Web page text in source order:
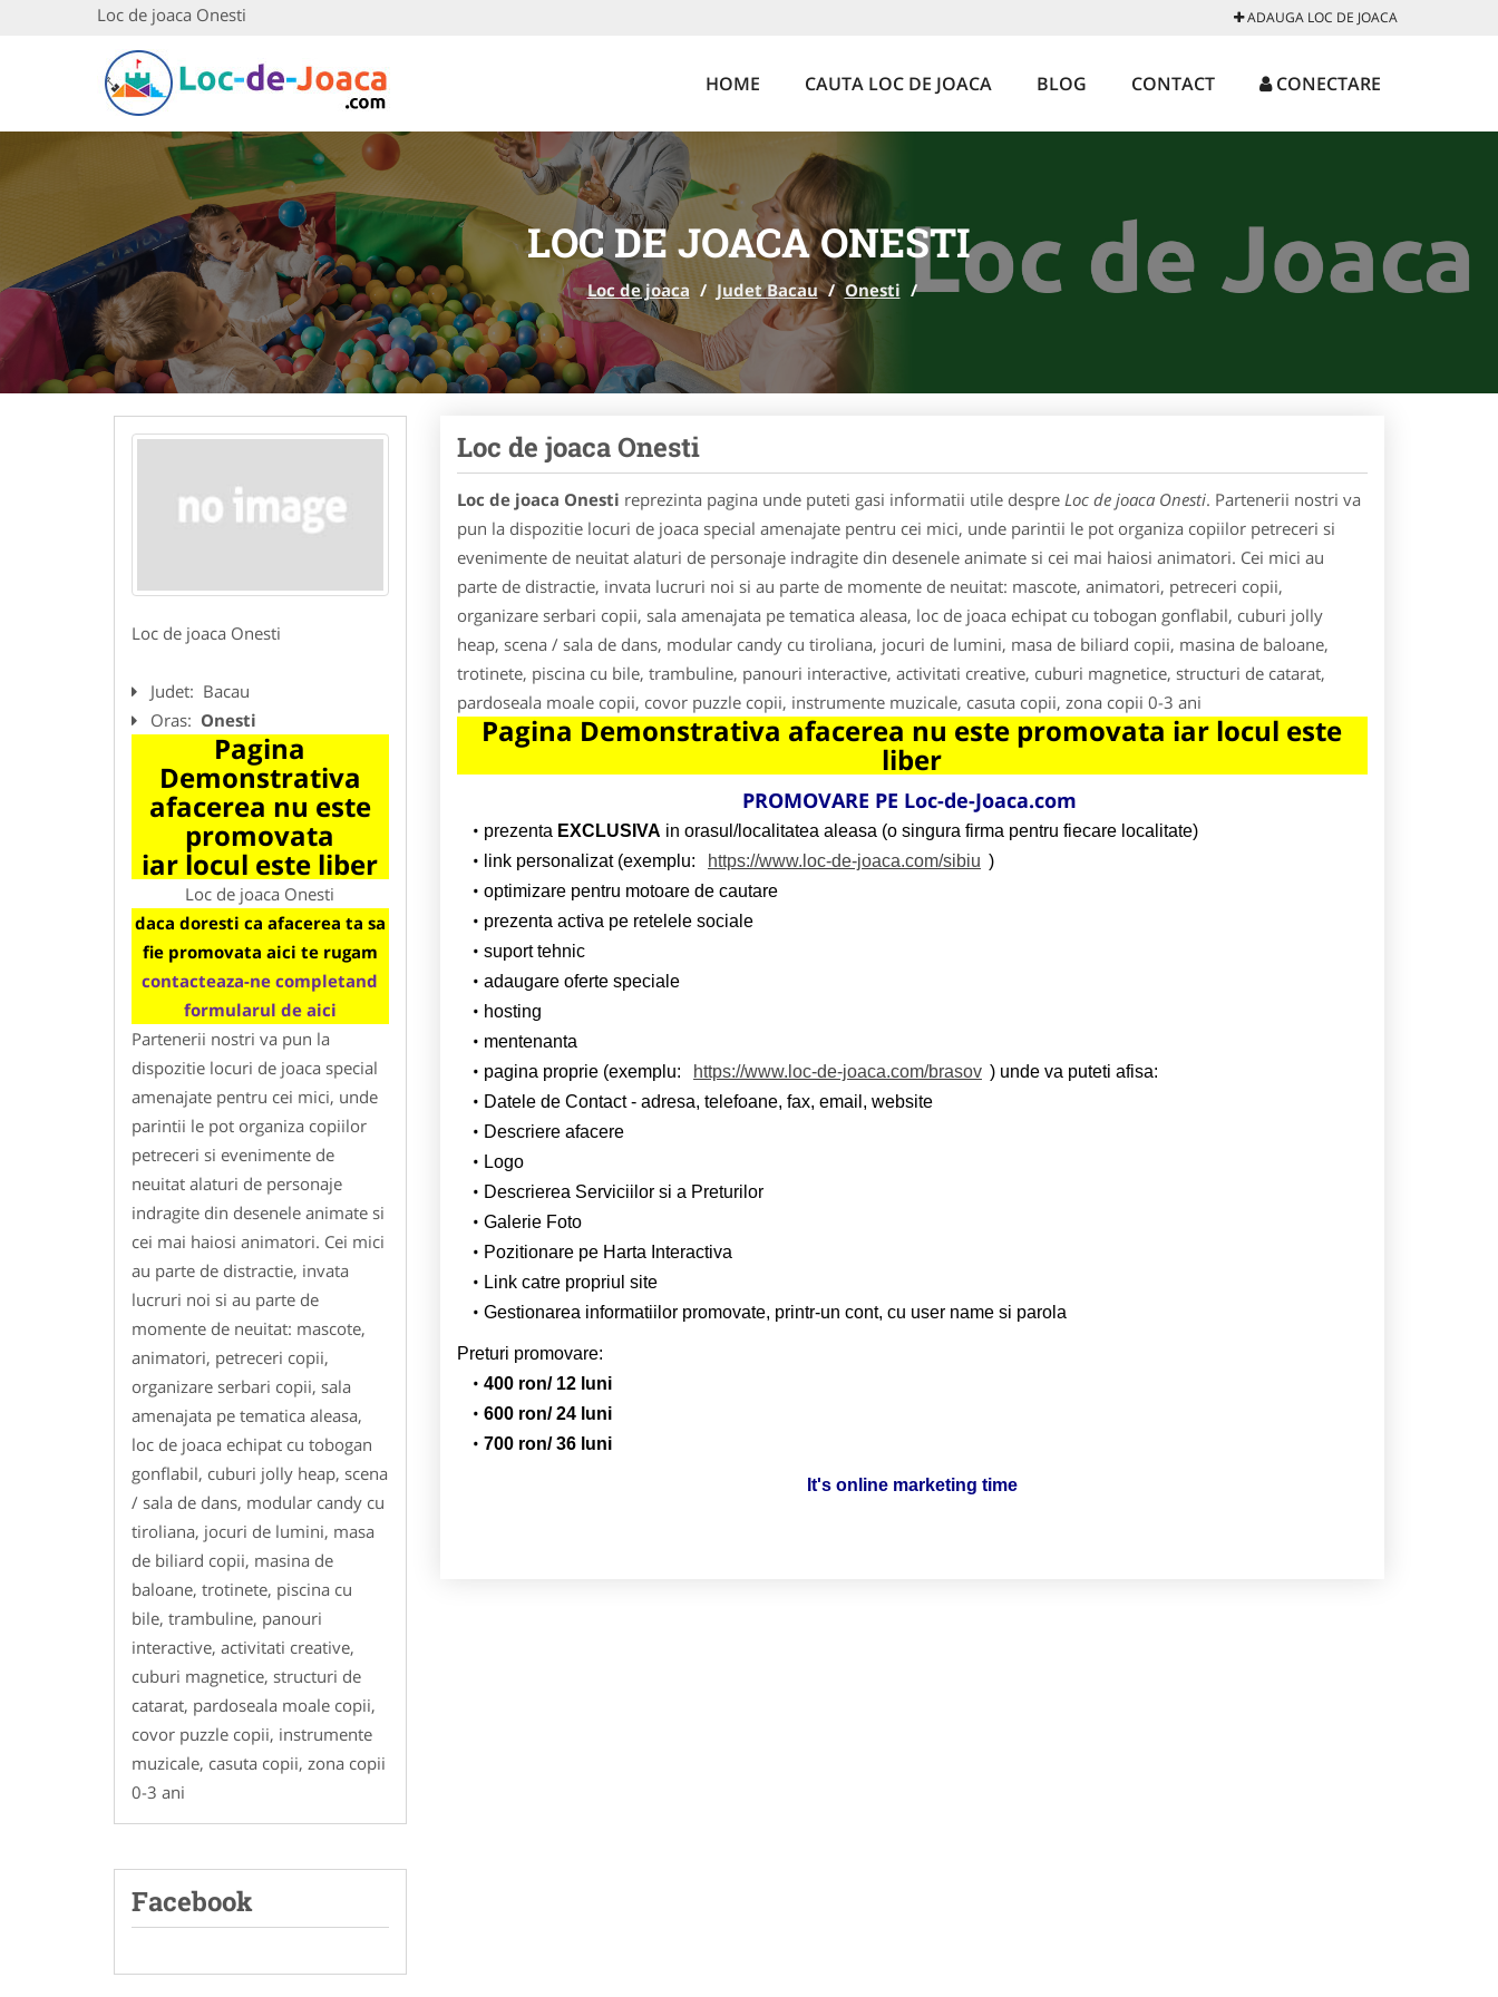
Loc de joaca Onesti ADAUGA LOC DE JOACA
HOME CAUTA LOC DE JOACA BLOG CONTACT CONECTARE
LOC DE JOACA ONESTI
Loc de joaca / Judet Bacau / Onesti /
Loc de joaca Onesti
Judet: Bacau
Oras: Onesti
Pagina
Demonstrativa
afacerea nu este
promovata
iar locul este liber
Loc de joaca Onesti
daca doresti ca afacerea ta sa
fie promovata aici te rugam
contacteaza-ne completand
formularul de aici
Partenerii nostri va pun la
dispozitie locuri de joaca special
amenajate pentru cei mici, unde
parintii le pot organiza copiilor
petreceri si evenimente de
neuitat alaturi de personaje
indragite din desenele animate si
cei mai haiosi animatori. Cei mici
au parte de distractie, invata
lucruri noi si au parte de
momente de neuitat: mascote,
animatori, petreceri copii,
organizare serbari copii, sala
amenajata pe tematica aleasa,
loc de joaca echipat cu tobogan
gonflabil, cuburi jolly heap, scena
/ sala de dans, modular candy cu
tiroliana, jocuri de lumini, masa
de biliard copii, masina de
baloane, trotinete, piscina cu
bile, trambuline, panouri
interactive, activitati creative,
cuburi magnetice, structuri de
catarat, pardoseala moale copii,
covor puzzle copii, instrumente
muzicale, casuta copii, zona copii
0-3 ani
Facebook
Loc de joaca Onesti
Loc de joaca Onesti reprezinta pagina unde puteti gasi informatii utile despre Loc de joaca Onesti. Partenerii nostri va
pun la dispozitie locuri de joaca special amenajate pentru cei mici, unde parintii le pot organiza copiilor petreceri si
evenimente de neuitat alaturi de personaje indragite din desenele animate si cei mai haiosi animatori. Cei mici au
parte de distractie, invata lucruri noi si au parte de momente de neuitat: mascote, animatori, petreceri copii,
organizare serbari copii, sala amenajata pe tematica aleasa, loc de joaca echipat cu tobogan gonflabil, cuburi jolly
heap, scena / sala de dans, modular candy cu tiroliana, jocuri de lumini, masa de biliard copii, masina de baloane,
trotinete, piscina cu bile, trambuline, panouri interactive, activitati creative, cuburi magnetice, structuri de catarat,
pardoseala moale copii, covor puzzle copii, instrumente muzicale, casuta copii, zona copii 0-3 ani
Pagina Demonstrativa afacerea nu este promovata iar locul este
liber
PROMOVARE PE Loc-de-Joaca.com
prezenta EXCLUSIVA in orasul/localitatea aleasa (o singura firma pentru fiecare localitate)
link personalizat (exemplu:
https://www.loc-de-joaca.com/sibiu )
optimizare pentru motoare de cautare
prezenta activa pe retelele sociale
suport tehnic
adaugare oferte speciale
hosting
mentenanta
pagina proprie (exemplu:
https://www.loc-de-joaca.com/brasov ) unde va puteti afisa:
Datele de Contact - adresa, telefoane, fax, email, website
Descriere afacere
Logo
Descrierea Serviciilor si a Preturilor
Galerie Foto
Pozitionare pe Harta Interactiva
Link catre propriul site
Gestionarea informatiilor promovate, printr-un cont, cu user name si parola
Preturi promovare:
400 ron/ 12 luni
600 ron/ 24 luni
700 ron/ 36 luni
It's online marketing time